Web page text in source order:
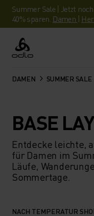
Summer Sale | Jetzt
40% sparen. Damen |
Odlo
DAMEN SUMMER SALE
BASE
Entdecke leichte,
für Damen im
Läufe,
Sommertage.
NACH TEMPERATUR